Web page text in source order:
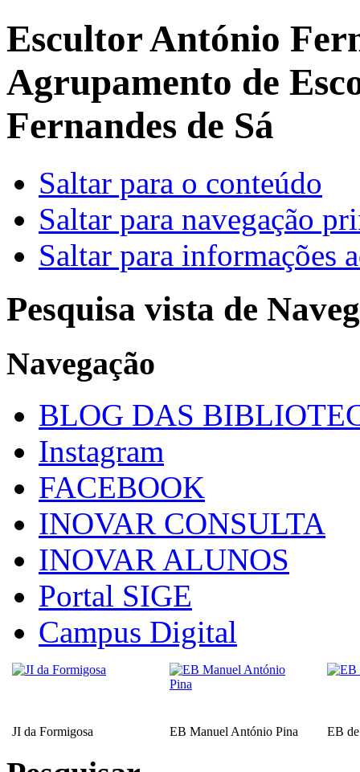
Escultor António
Agrupamento de
Fernandes de Sá
Saltar para o conteúdo
Saltar para navegação
Saltar para informações
Pesquisa vista de
Navegação
BLOG DAS
Instagram
FACEBOOK
INOVAR CONSULTA
INOVAR ALUNOS
Portal SIGE
Campus Digital
JI da Formigosa EB Manuel António Pina EB